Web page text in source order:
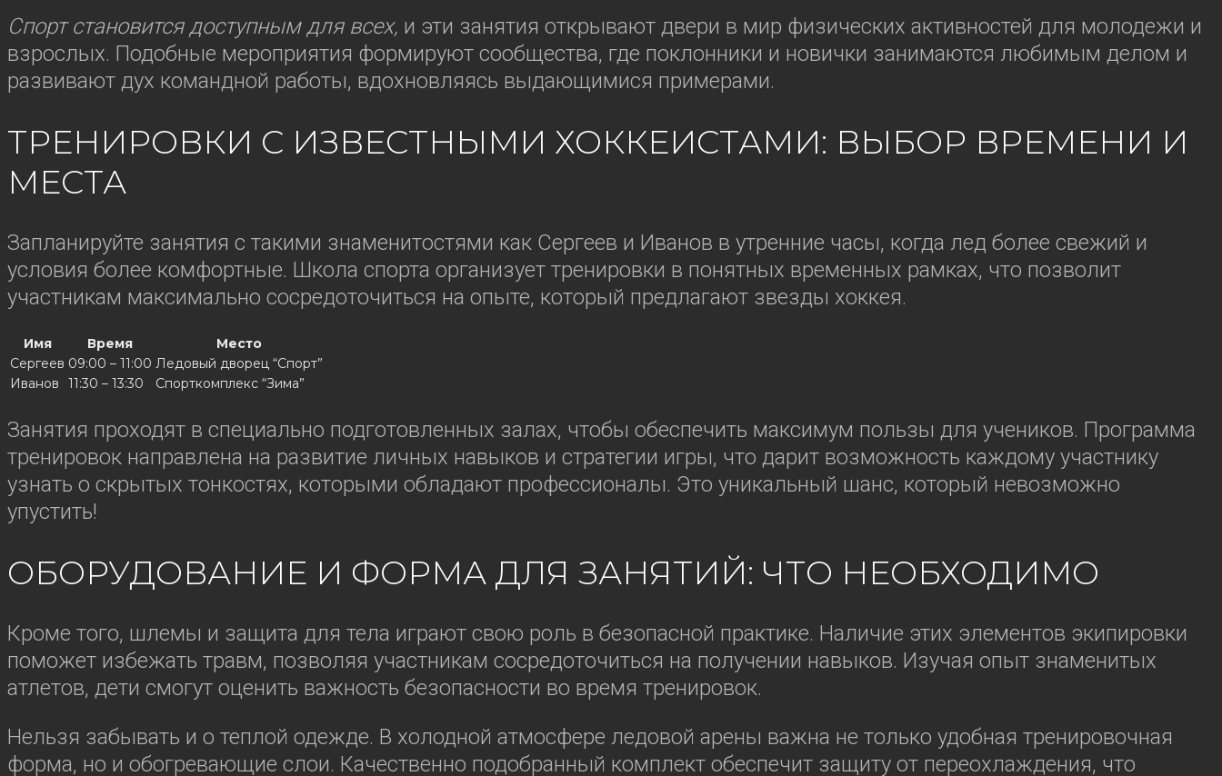
Спорт становится доступным для всех, и эти занятия открывают двери в мир физических активностей для молодежи и
взрослых. Подобные мероприятия формируют сообщества, где поклонники и новички занимаются любимым делом и
развивают дух командной работы, вдохновляясь выдающимися примерами.
ТРЕНИРОВКИ С ИЗВЕСТНЫМИ ХОККЕИСТАМИ: ВЫБОР ВРЕМЕНИ И
МЕСТА
Запланируйте занятия с такими знаменитостями как Сергеев и Иванов в утренние часы, когда лед более свежий и
условия более комфортные. Школа спорта организует тренировки в понятных временных рамках, что позволит
участникам максимально сосредоточиться на опыте, который предлагают звезды хоккея.
Имя Время
Место
Сергеев 09:00 – 11:00 Ледовый дворец “Спорт”
Иванов
11:30 – 13:30 Спорткомплекс “Зима”
Занятия проходят в специально подготовленных залах, чтобы обеспечить максимум пользы для учеников. Программа
тренировок направлена на развитие личных навыков и стратегии игры, что дарит возможность каждому участнику
узнать о скрытых тонкостях, которыми обладают профессионалы. Это уникальный шанс, который невозможно
упустить!
ОБОРУДОВАНИЕ И ФОРМА ДЛЯ ЗАНЯТИЙ: ЧТО НЕОБХОДИМО
Кроме того, шлемы и защита для тела играют свою роль в безопасной практике. Наличие этих элементов экипировки
поможет избежать травм, позволяя участникам сосредоточиться на получении навыков. Изучая опыт знаменитых
атлетов, дети смогут оценить важность безопасности во время тренировок.
Нельзя забывать и о теплой одежде. В холодной атмосфере ледовой арены важна не только удобная тренировочная
форма, но и обогревающие слои. Качественно подобранный комплект обеспечит защиту от переохлаждения, что